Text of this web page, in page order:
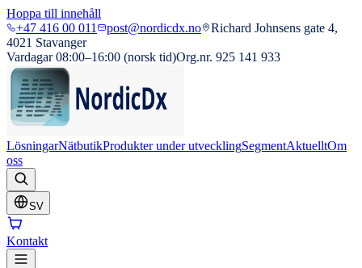
Hoppa till innehåll
+47 416 00 011
post@nordicdx.no
Richard Johnsens gate 4,
4021 Stavanger
Vardagar 08:00–16:00 (norsk tid)Org.nr. 925 141 933
LösningarNätbutikProdukter under utvecklingSegmentAktuelltOm
oss
SV
Kontakt